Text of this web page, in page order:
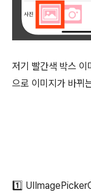
저기 빨간색 박스
으로 이미지가 바뀌
1️⃣